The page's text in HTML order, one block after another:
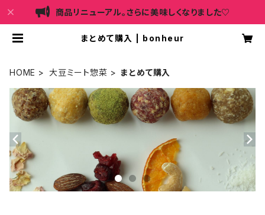
商品リニューアル。さらに美味しくなりました♡
まとめて購入 | bonheur
HOME 大豆ミート惣菜 まとめて購入